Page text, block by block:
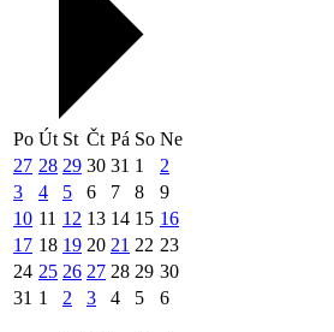
Po Út St Čt Pá So Ne
27 28 29 30 31 1
2
3
4 5 6 7 8
9
10 11 12 13 14 15 16
17 18 19 20 21 22 23
24 25 26 27 28 29 30
31 1 2 3 4 5 6